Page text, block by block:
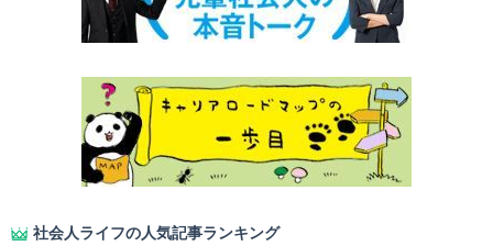
社会人ライフの人気記事ランキング